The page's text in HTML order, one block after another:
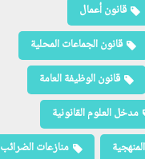
قانون أعمال
قانون الجماعات المحلية
قانون الوظيفة العامة
مدخل العلوم القانونية
منازعات الضرائب